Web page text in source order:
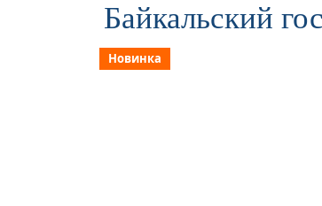
Байкальский
Новинка